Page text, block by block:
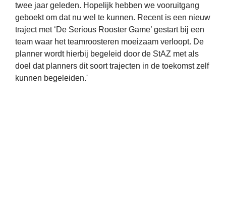
twee jaar geleden. Hopelijk hebben we vooruitgang
geboekt om dat nu wel te kunnen. Recent is een nieuw
traject met ‘De Serious Rooster Game’ gestart bij een
team waar het teamroosteren moeizaam verloopt. De
planner wordt hierbij begeleid door de StAZ met als
doel dat planners dit soort trajecten in de toekomst zelf
kunnen begeleiden.'